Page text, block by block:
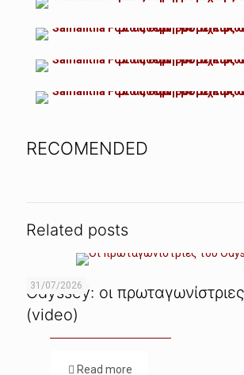
RECOMENDED
Related posts
31/07/2026
Odyssey: οι
(video)
Read more